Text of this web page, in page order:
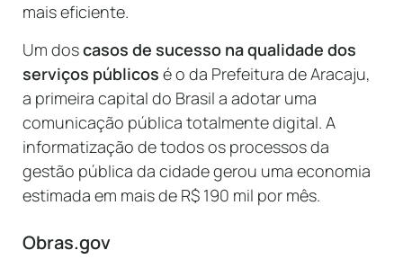
mais eficiente.
Um doscasos de sucesso na qualidade dos
serviços públicos é o da Prefeitura de Aracaju,
a primeira capital do Brasil a adotar uma
comunicação pública totalmente digital. A
informatização de todos os processos da
gestão pública da cidade gerou uma economia
estimada em mais de R$ 190 mil por mês.
Obras.gov